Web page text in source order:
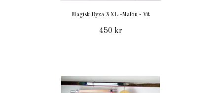
Magisk Byxa XXL -Malou - Vit
450 kr